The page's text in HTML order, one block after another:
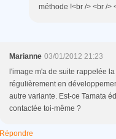
méthode !<br /> <br />
Marianne 03/01/2012 21:23
l'image m'a de suite rappelée
régulièrement en
autre variante. Est-ce Tamata
contactée toi-même ?
Répondre